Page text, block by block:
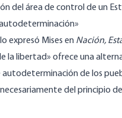
del área de control de un
expresó Mises en Nación,
la libertad» ofrece una
autodeterminación de los
del principio